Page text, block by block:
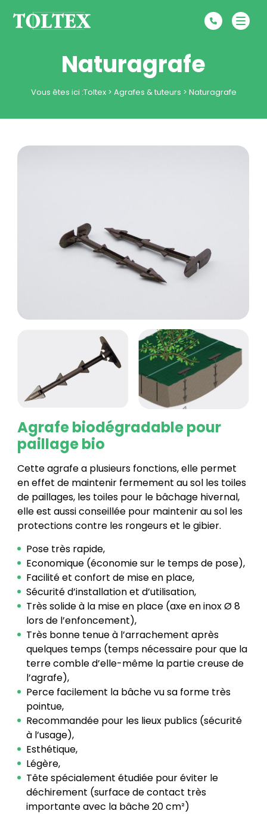
Naturagrafe
Vous êtes ici :Toltex> Agrafes & tuteurs > Naturagrafe
Agrafe biodégradable pour
paillage bio
Cette agrafe a plusieurs fonctions, elle permet
en effet de maintenir fermement au sol les toiles
de paillages, les toiles pour le bâchage hivernal,
elle est aussi conseillée pour maintenir au sol les
protections contre les rongeurs et le gibier.
Pose très rapide,
Economique (économie sur le temps de pose),
Facilité et confort de mise en place,
Sécurité d’installation et d’utilisation,
Très solide à la mise en place (axe en inox Ø 8
lors de l’enfoncement),
Très bonne tenue à l’arrachement après
quelques temps (temps nécessaire pour que la
terre comble d’elle-même la partie creuse de
l’agrafe),
Perce facilement la bâche vu sa forme très
pointue,
Recommandée pour les lieux publics (sécurité
à l’usage),
Esthétique,
Légère,
Tête spécialement étudiée pour éviter le
déchirement (surface de contact très
importante avec la bâche 20 cm²)